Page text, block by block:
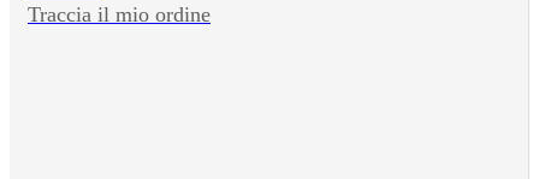
Traccia il mio ordine